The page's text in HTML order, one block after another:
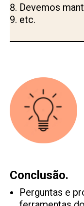
Devemos
etc.
Conclusão.
Perguntas e